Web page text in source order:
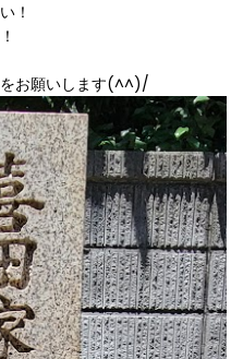
！
をお願いします(^^)/